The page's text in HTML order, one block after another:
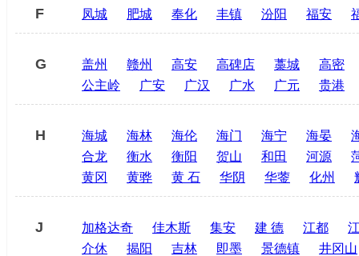
F 凤城 肥城 奉化 丰镇 汾阳 福安
G 盖州 赣州 高安 高碑店 藁城
高密
公主岭
广安 广汉 广水 广元 贵港
H 海城 海林 海伦 海门 海宁 海晏
合龙
衡水 衡阳 贺山 和田 河源
黄冈
黄骅 黄 石 华阴 华蓥 化州
J 加格达奇 佳木斯 集安 建 德 江都
介休
揭阳 吉林 即墨 景德镇
井冈山